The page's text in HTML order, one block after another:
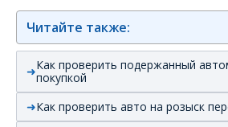
Читайте также:
Как проверить подержанный
покупкой
Как проверить авто на розыск